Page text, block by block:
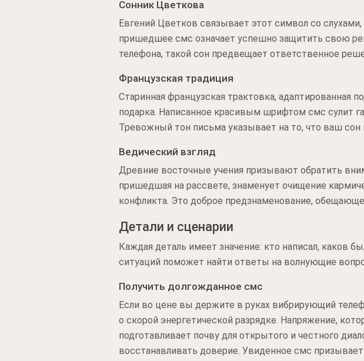
Сонник Цветкова
Евгений Цветков связывает этот символ со
пришедшее смс означает успешно защитить свою
телефона, такой сон предвещает ответственное
Французская традиция
Старинная французская трактовка, адаптированная
подарка. Написанное красивым шрифтом смс сулит
Тревожный тон письма указывает на то, что ваш
Ведический взгляд
Древние восточные учения призывают обратить
пришедшая на рассвете, знаменует очищение
конфликта. Это доброе предзнаменование,
Детали и сценарии
Каждая деталь имеет значение: кто написал, каков
ситуаций поможет найти ответы на волнующие
Получить долгожданное смс
Если во цене вы держите в руках вибрирующий
о скорой энергетической разрядке. Напряжение,
подготавливает почву для открытого и честного
восстанавливать доверие. Увиденное смс